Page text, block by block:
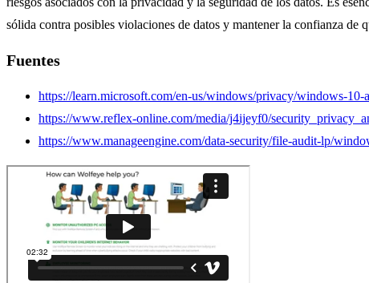
sólida contra posibles violaciones de datos y mantener la confianza de
Fuentes
https://learn.microsoft.com/en-us/windows/privacy/windows-10-
https://www.reflex-online.com/media/j4ijeyf0/
https://www.manageengine.com/data-security/file-audit-lp/